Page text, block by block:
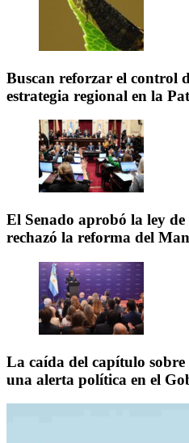
Buscan reforzar el control
estrategia regional en la
El Senado aprobó la ley
rechazó la reforma del
La caída del capítulo sobre
una alerta política en el